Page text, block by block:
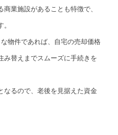
業施設があることも特徴で、
物件であれば、自宅の売却価格
み替えまでスムーズに手続きを
なるので、老後を見据えた資金